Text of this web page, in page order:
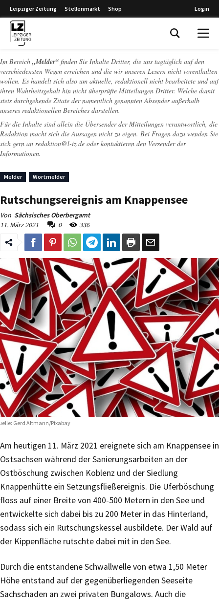
Leipziger Zeitung Stellenmarkt Shop Login
Im Bereich „Melder“ finden Sie Inhalte Dritter, die uns tagtäglich auf den
verschiedensten Wegen erreichen und die wir unseren Lesern nicht vorenthalten
wollen. Es handelt sich also um aktuelle, redaktionell nicht bearbeitete und auf
ihren Wahrheitsgehalt hin nicht überprüfte Mitteilungen Dritter. Welche damit
stets durchgehende Zitate der namentlich genannten Absender außerhalb
unseres redaktionellen Bereiches darstellen.
Für die Inhalte sind allein die Übersender der Mitteilungen verantwortlich, die
Redaktion macht sich die Aussagen nicht zu eigen. Bei Fragen dazu wenden Sie
sich gern an redaktion@l-iz.de oder kontaktieren den Versender der
Informationen.
Melder Wortmelder
Rutschungsereignis am Knappensee
Von Sächsisches Oberbergamt
11. März 2021
0 336
Gerd Altmann/Pixabay
Am heutigen 11. März 2021 ereignete sich am Knappensee in
Ostsachsen während der Sanierungsarbeiten an der
Ostböschung zwischen Koblenz und der Siedlung
Knappenhütte ein Setzungsfließereignis. Die Uferböschung
floss auf einer Breite von 400-500 Metern in den See und
entwickelte sich dabei bis zu 200 Meter in das Hinterland,
sodass sich ein Rutschungskessel ausbildete. Der Wald auf
der Kippenfläche rutschte dabei mit in den See.
Durch die entstandene Schwallwelle von etwa 1,50 Meter
Höhe entstand auf der gegenüberliegenden Seeseite
Sachschaden an zwei privaten Bungalows. Auch die